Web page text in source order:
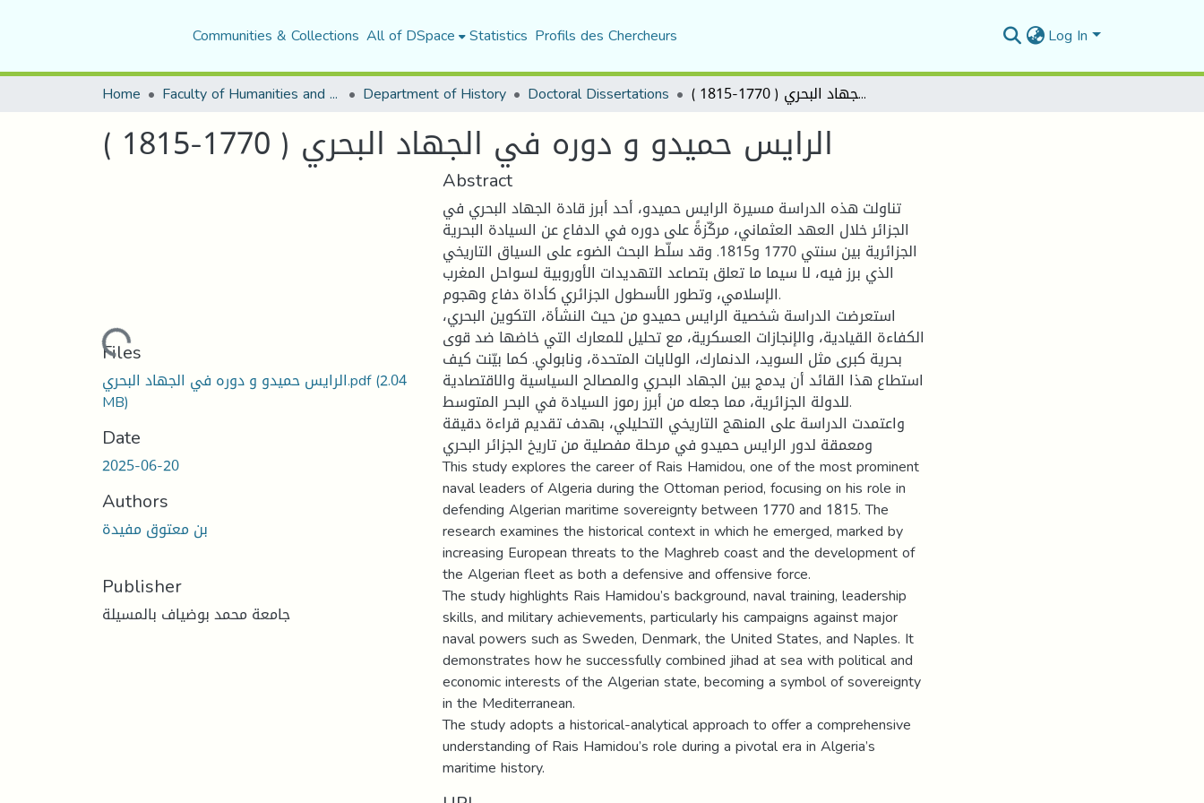
Communities & Collections All of DSpace Statistics Profils des Chercheurs Log In
Home Faculty of Humanities and Social Sciences Department of History Doctoral Dissertations الرايس حميدو و دوره في الجهاد البحري ( 1770-1815 )
الرايس حميدو و دوره في الجهاد البحري ( 1770-1815 )
Loading...
Files
الرايس حميدو و دوره في الجهاد البحري.pdf(2.04
MB)
Date
2025-06-20
Authors
بن معتوق مفيدة
Publisher
جامعة محمد بوضياف بالمسيلة
Abstract
تناولت هذه الدراسة مسيرة الرايس حميدو، أحد أبرز قادة الجهاد البحري في
الجزائر خلال العهد العثماني، مركّزةً على دوره في الدفاع عن السيادة البحرية
الجزائرية بين سنتي 1770 و1815. وقد سلّط البحث الضوء على السياق التاريخي
الذي برز فيه، لا سيما ما تعلق بتصاعد التهديدات الأوروبية لسواحل المغرب
الإسلامي، وتطور الأسطول الجزائري كأداة دفاع وهجوم.
استعرضت الدراسة شخصية الرايس حميدو من حيث النشأة، التكوين البحري،
الكفاءة القيادية، والإنجازات العسكرية، مع تحليل للمعارك التي خاضها ضد قوى
بحرية كبرى مثل السويد، الدنمارك، الولايات المتحدة، ونابولي. كما بيّنت كيف
استطاع هذا القائد أن يدمج بين الجهاد البحري والمصالح السياسية والاقتصادية
للدولة الجزائرية، مما جعله من أبرز رموز السيادة في البحر المتوسط.
واعتمدت الدراسة على المنهج التاريخي التحليلي، بهدف تقديم قراءة دقيقة
ومعمقة لدور الرايس حميدو في مرحلة مفصلية من تاريخ الجزائر البحري
This study explores the career of Rais Hamidou, one of the most prominent
naval leaders of Algeria during the Ottoman period, focusing on his role in
defending Algerian maritime sovereignty between 1770 and 1815. The
research examines the historical context in which he emerged, marked by
increasing European threats to the Maghreb coast and the development of
the Algerian fleet as both a defensive and offensive force.
The study highlights Rais Hamidou’s background, naval training, leadership
skills, and military achievements, particularly his campaigns against major
naval powers such as Sweden, Denmark, the United States, and Naples. It
demonstrates how he successfully combined jihad at sea with political and
economic interests of the Algerian state, becoming a symbol of sovereignty
in the Mediterranean.
The study adopts a historical-analytical approach to offer a comprehensive
understanding of Rais Hamidou’s role during a pivotal era in Algeria’s
maritime history.